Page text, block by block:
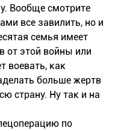
Вообще смотрите
все завилить, но и
семья имеет
от этой войны или
воевать, как
больше жертв
страну. Ну так и на
по